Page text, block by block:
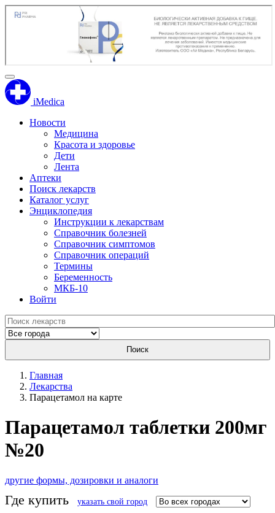
iMedica
Новости
Медицина
Красота и здоровье
Дети
Лента
Аптеки
Поиск лекарств
Каталог услуг
Энциклопедия
Инструкции к лекарствам
Справочник болезней
Справочник симптомов
Справочник операций
Термины
Беременность
МКБ-10
Войти
Поиск
Главная
Лекарства
Парацетамол на карте
Парацетамол таблетки 200мг
№20
другие формы, дозировки и аналоги
Где купить указать свой город